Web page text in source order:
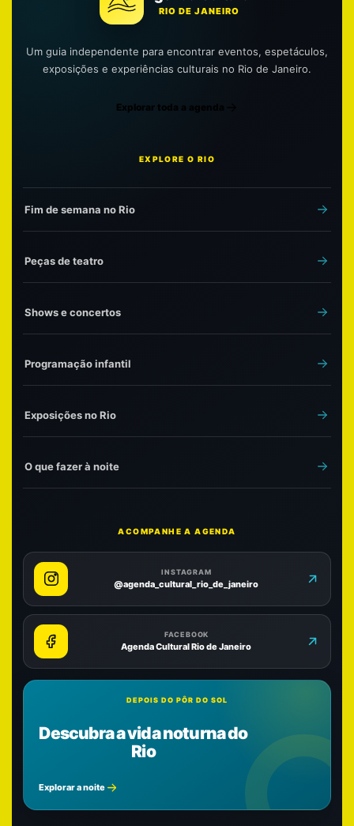
RIO DE JANEIRO
Um guia independente para encontrar eventos, espetáculos,
exposições e experiências culturais no Rio de Janeiro.
Explorar toda a agenda
EXPLORE O RIO
Fim de semana no Rio
Peças de teatro
Shows e concertos
Programação infantil
Exposições no Rio
O que fazer à noite
ACOMPANHE A AGENDA
INSTAGRAM
@agenda_cultural_rio_de_janeiro
FACEBOOK
Agenda Cultural Rio de Janeiro
DEPOIS DO PÔR DO SOL
Descubra a vida noturna do
Rio
Explorar a noite